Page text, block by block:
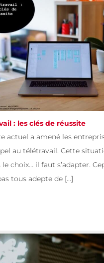
: les clés de réussite
actuel a amené les
au télétravail. Cette
le choix… il faut s’adapter.
tous adepte de [...]